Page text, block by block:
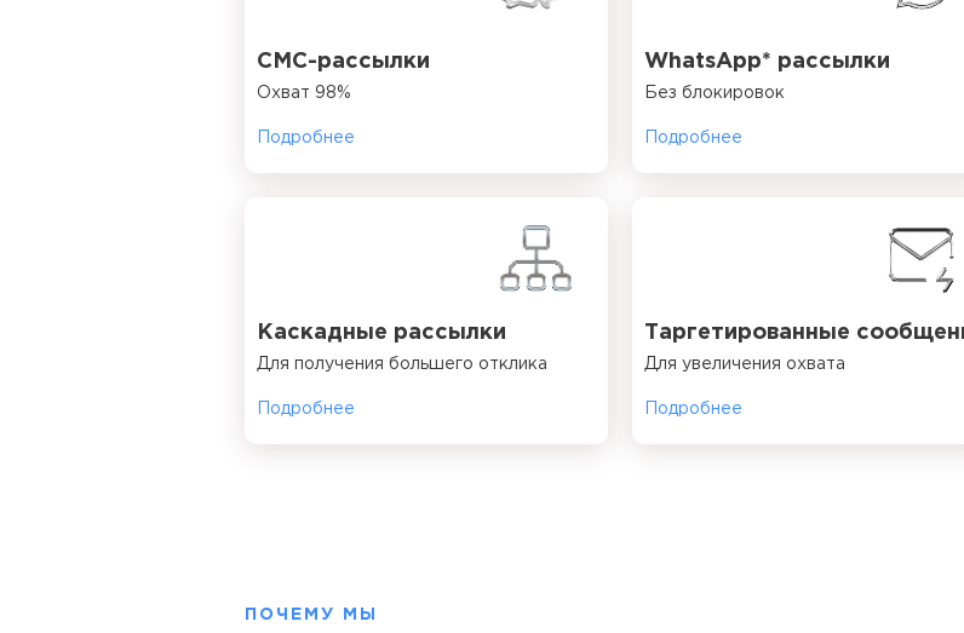
СМС-рассылки
Охват 98%
Подробнее
WhatsApp* рассылки
Без блокировок
Подробнее
Каскадные рассылки
Для получения большего отклика
Подробнее
Таргетированные
Для увеличения охвата
Подробнее
ПОЧЕМУ МЫ